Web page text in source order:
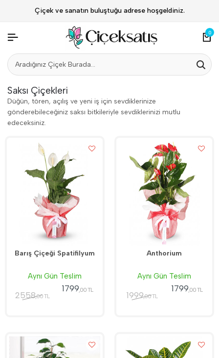
Çiçek ve sanatın buluştuğu adrese hoşgeldiniz.
0
Saksı Çiçekleri
Düğün, tören, açılış ve yeni iş için sevdiklerinize
gönderebileceğiniz saksı bitkileriyle sevdiklerinizi mutlu
edeceksiniz.
Barış Çiçeği Spatifilyum
Aynı Gün Teslim
2558,00 TL
1799,00 TL
Anthorium
Aynı Gün Teslim
1999,00 TL
1799,00 TL